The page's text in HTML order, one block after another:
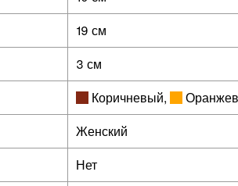
19 см
3 см
Коричневый,
Женский
Нет